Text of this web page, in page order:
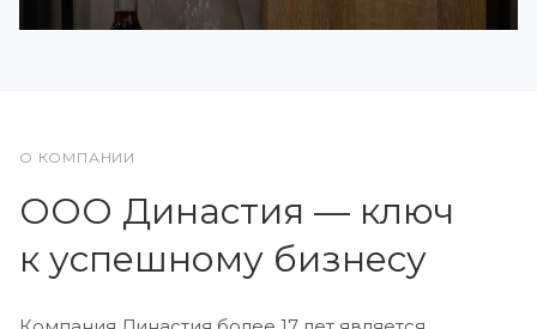
О КОМПАНИИ
ООО Династия — ключ
к успешному бизнесу